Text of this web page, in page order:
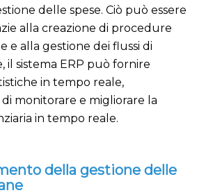
delle spese. Ciò può essere
alla creazione di procedure
e alla gestione dei flussi di
il sistema ERP può fornire
in tempo reale,
monitorare e migliorare la
in tempo reale.
della gestione delle